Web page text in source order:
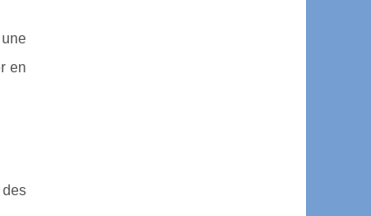
en
des